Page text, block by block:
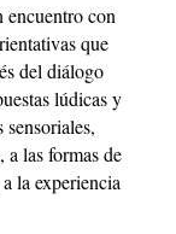
encuentro con
que
del diálogo
lúdicas y
sensoriales,
a las formas de
la experiencia